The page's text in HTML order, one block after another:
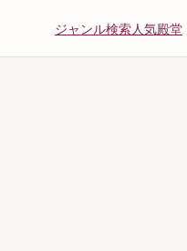
ジャンル検索人気殿堂